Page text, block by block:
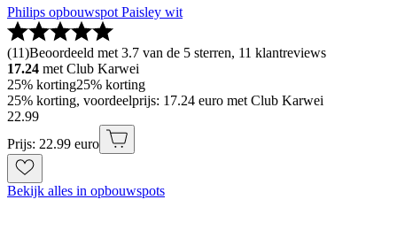
Philips opbouwspot Paisley wit
(11)Beoordeeld met 3.7 van de 5 sterren, 11 klantreviews
17.24 met Club Karwei
25% korting25% korting
25% korting, voordeelprijs: 17.24 euro met Club Karwei
22.99
Prijs: 22.99 euro
Bekijk alles in opbouwspots